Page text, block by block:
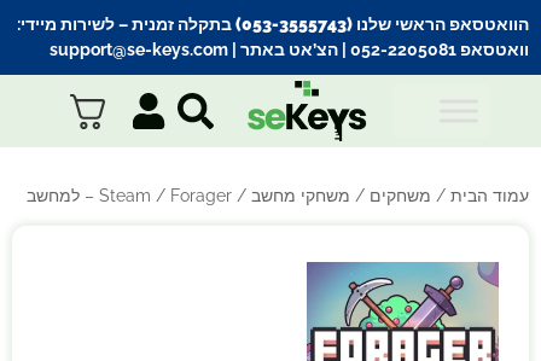
הוואטסאפ הראשי שלנו (053-3555743) בתקלה זמנית
– לשירות מיידי:
וואטסאפ 052-2205081
| הצ’אט באתר | support@se-keys.com
עמוד הבית / משחקים / משחקי מחשב /
Steam / Forager – למחשב